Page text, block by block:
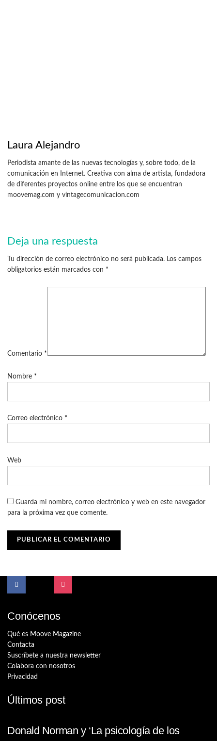
Laura Alejandro
Periodista amante de las nuevas tecnologías y, sobre todo, de la
comunicación en Internet. Creativa con alma de artista, fundadora
de diferentes proyectos online entre los que se encuentran
moovemag.com y vintagecomunicacion.com
Deja una respuesta
Tu dirección de correo electrónico no será publicada. Los campos
obligatorios están marcados con *
Comentario *
Nombre *
Correo electrónico *
Web
Guarda mi nombre, correo electrónico y web en este navegador
para la próxima vez que comente.
Conócenos
Qué es Moove Magazine
Contacta
Suscríbete a nuestra newsletter
Colabora con nosotros
Privacidad
Últimos post
Donald Norman y ‘La psicología de los